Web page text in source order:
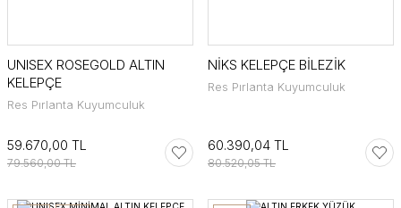
UNISEX ROSEGOLD ALTIN
KELEPÇE
Res Pırlanta Kuyumculuk
59.670,00 TL
79.560,00 TL
NİKS KELEPÇE BİLEZİK
Res Pırlanta Kuyumculuk
60.390,04 TL
80.520,05 TL